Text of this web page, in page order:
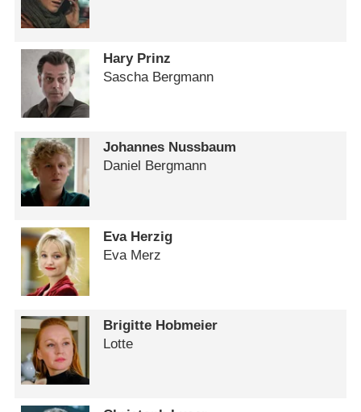
Hary Prinz
Sascha Bergmann
Johannes Nussbaum
Daniel Bergmann
Eva Herzig
Eva Merz
Brigitte Hobmeier
Lotte